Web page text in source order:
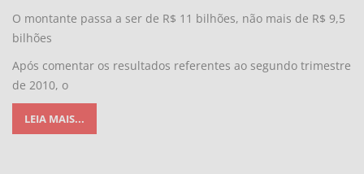
O montante passa a ser de R$ 11 bilhões, não mais de R$ 9,5
bilhões
Após comentar os resultados referentes ao segundo trimestre
de 2010, o
LEIA MAIS...